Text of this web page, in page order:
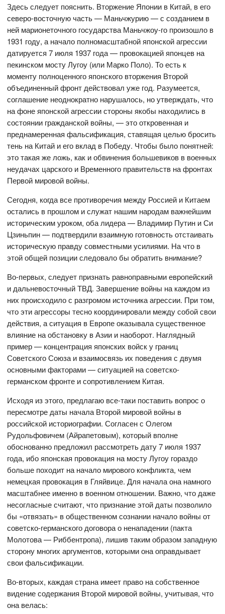
Здесь следует пояснить. Вторжение Японии в Китай, в его
северо-восточную часть — Маньчжурию — с созданием в
ней марионеточного государства Маньчжоу-го произошло в
1931 году, а начало полномасштабной японской агрессии
датируется 7 июля 1937 года — провокацией японцев на
пекинском мосту Лугоу (или Марко Поло). То есть к
моменту полноценного японского вторжения Второй
объединенный фронт действовал уже год. Разумеется,
соглашение неоднократно нарушалось, но утверждать, что
на фоне японской агрессии стороны якобы находились в
состоянии гражданской войны, — это откровенная и
преднамеренная фальсификация, ставящая целью бросить
тень на Китай и его вклад в Победу. Чтобы было понятней:
это такая же ложь, как и обвинения большевиков в военных
неудачах царского и Временного правительств на фронтах
Первой мировой войны.
Сегодня, когда все противоречия между Россией и Китаем
остались в прошлом и служат нашим народам важнейшим
историческим уроком, оба лидера — Владимир Путин и Си
Цзиньпин — подтвердили взаимную готовность отстаивать
историческую правду совместными усилиями. На что в
этой общей позиции следовало бы обратить внимание?
Во-первых, следует признать равноправными европейский
и дальневосточный ТВД. Завершение войны на каждом из
них происходило с разгромом источника агрессии. При том,
что эти агрессоры тесно координировали между собой свои
действия, а ситуация в Европе оказывала существенное
влияние на обстановку в Азии и наоборот. Наглядный
пример — концентрация японских войск у границ
Советского Союза и взаимосвязь их поведения с двумя
основными факторами — ситуацией на советско-
германском фронте и сопротивлением Китая.
Исходя из этого, предлагаю все-таки поставить вопрос о
пересмотре даты начала Второй мировой войны в
российской историографии. Согласен с Олегом
Рудольфовичем (Айрапетовым), который вполне
обоснованно предложил рассмотреть дату 7 июля 1937
года, ибо японская провокация на мосту Лугоу гораздо
больше походит на начало мирового конфликта, чем
немецкая провокация в Гляйвице. Для начала она намного
масштабнее именно в военном отношении. Важно, что даже
несогласные считают, что признание этой даты позволило
бы «отвязать» в общественном сознании начало войны от
советско-германского договора о ненападении (пакта
Молотова — Риббентропа), лишив таким образом западную
сторону многих аргументов, которыми она оправдывает
свои фальсификации.
Во-вторых, каждая страна имеет право на собственное
видение содержания Второй мировой войны, учитывая, что
она велась: